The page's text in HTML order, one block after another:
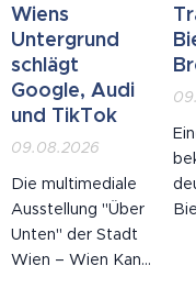
Wiens
Untergrund
schlägt
Google, Audi
und TikTok
09.08.2026
Die multimediale
Ausstellung "Über
Unten" der Stadt
Wien – Wien Kanal